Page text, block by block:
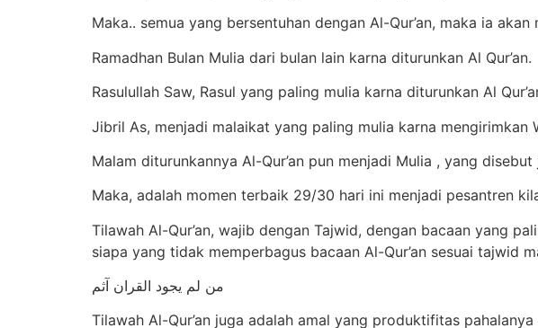
Maka.. semua yang bersentuhan dengan Al-Qur’an, maka ia akan
Ramadhan Bulan Mulia dari bulan lain karna diturunkan Al Qur’an.
Rasulullah Saw, Rasul yang paling mulia karna diturunkan Al
Jibril As, menjadi malaikat yang paling mulia karna mengirimkan
Malam diturunkannya Al-Qur’an pun menjadi Mulia , yang
Maka, adalah momen terbaik 29/30 hari ini menjadi pesantren
Tilawah Al-Qur’an, wajib dengan Tajwid, dengan bacaan yang
siapa yang tidak memperbagus bacaan Al-Qur’an sesuai tajwid
من لم يجود القران آثم
Tilawah Al-Qur’an juga adalah amal yang produktifitas